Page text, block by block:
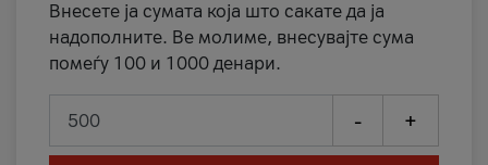
Внесете ја сумата која што сакате да ја
надополните. Ве молиме, внесувајте сума
помеѓу 100 и 1000 денари.
- +